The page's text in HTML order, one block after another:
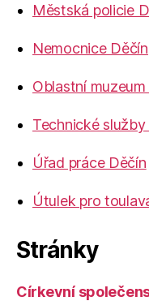
Městská policie
Nemocnice Děčín
Oblastní
Technické služby
Úřad práce Děčín
Útulek pro
Stránky
Církevní